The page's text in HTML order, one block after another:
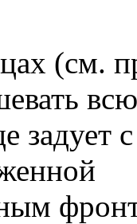
(см.
всю
задует